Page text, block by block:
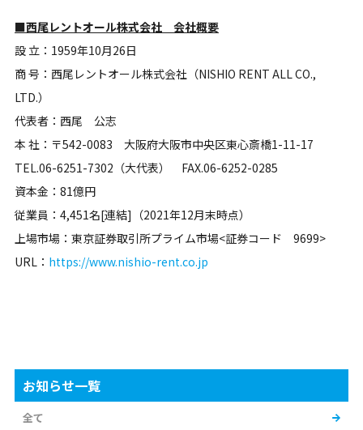
■西尾レントオール株式会社 会社概要
設 立：1959年10月26日
商 号：西尾レントオール株式会社（NISHIO RENT ALL CO.,
LTD.）
代表者：西尾 公志
本 社：〒542-0083 大阪府大阪市中央区東心斎橋1-11-17
TEL.06-6251-7302（大代表） FAX.06-6252-0285
資本金：81億円
従業員：4,451名[連結]（2021年12月末時点）
上場市場：東京証券取引所プライム市場<証券コード 9699>
URL： https://www.nishio-rent.co.jp
お知らせ一覧
全て